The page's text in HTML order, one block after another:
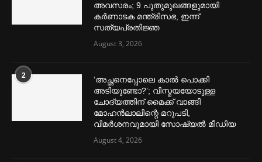
അവസരം; 9 പുതുമുഖങ്ങളുമായി
കര്‍ണാടക മന്ത്രിസഭ, ഇന്ന്
സത്യപ്രതിജ്ഞ
August 3, 2026
2
‘അച്ഛനെപ്പോലെ കാല്‍ പൊക്കി
അടിയുണ്ടോ?’; വിസ്മയയോടുള്ള
ചോദ്യത്തിന് മൈക്ക് വാങ്ങി
മോഹൻലാലിന്റെ മറുപടി,
വിമര്‍ശനവുമായി സോഷ്യല്‍ മീഡിയ
August 4, 2026